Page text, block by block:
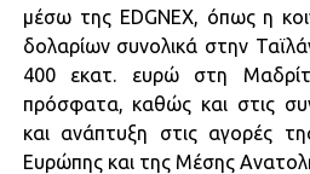
μέσω της EDGNEX, όπως η
δολαρίων συνολικά στην
400 εκατ. ευρώ στη
πρόσφατα, καθώς και στις
και ανάπτυξη στις αγορές
Ευρώπης και της Μέσης